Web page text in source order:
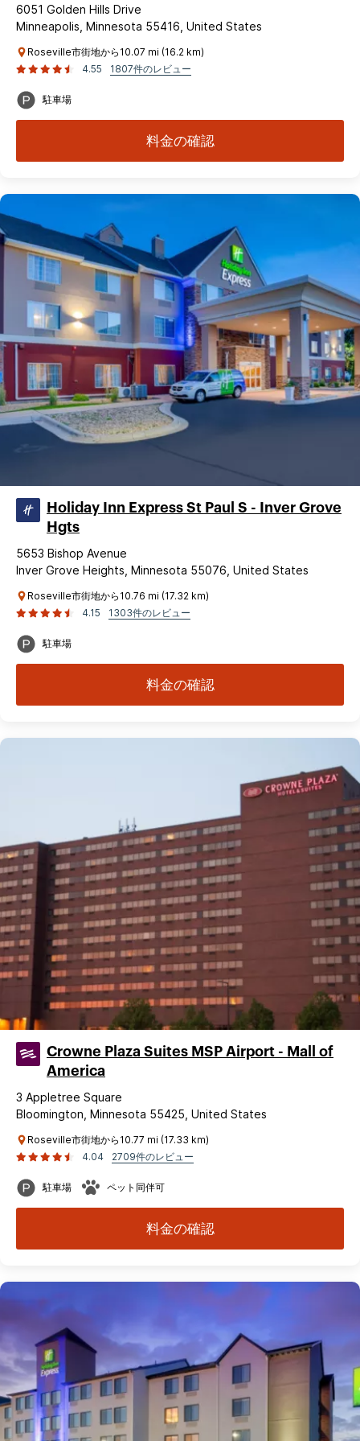
6051 Golden Hills Drive
Minneapolis, Minnesota 55416, United States
Roseville市街地から10.07 mi (16.2 km)
4.55
1807件のレビュー
駐車場
料金の確認
Holiday Inn Express St Paul S - Inver Grove
Hgts
5653 Bishop Avenue
Inver Grove Heights, Minnesota 55076, United States
Roseville市街地から10.76 mi (17.32 km)
4.15
1303件のレビュー
駐車場
料金の確認
Crowne Plaza Suites MSP Airport - Mall of
America
3 Appletree Square
Bloomington, Minnesota 55425, United States
Roseville市街地から10.77 mi (17.33 km)
4.04
2709件のレビュー
駐車場 ペット同伴可
料金の確認